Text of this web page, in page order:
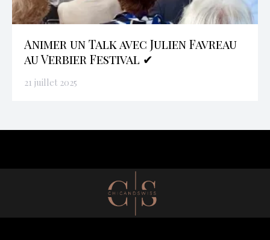
Animer un Talk avec Julien Favreau
au Verbier Festival ✔
21 juillet 2025